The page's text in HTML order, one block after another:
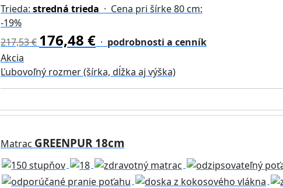
Trieda: stredná trieda · Cena pri šírke 80 cm:
-19%
217,53 € 176,48 € · podrobnosti a cenník
Akcia
Ľubovoľný rozmer (šírka, dĺžka aj výška)
Matrac GREENPUR 18cm